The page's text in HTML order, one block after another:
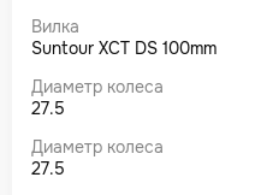
Вилка
Suntour XCT DS 100mm
Диаметр колеса
27.5
Диаметр колеса
27.5